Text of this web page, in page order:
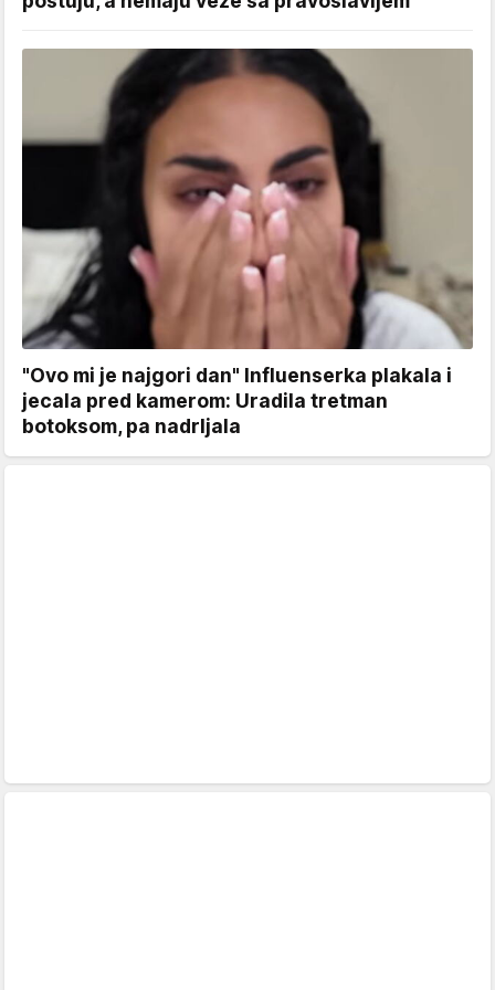
"Ovo mi je najgori dan" Influenserka plakala i
jecala pred kamerom: Uradila tretman
botoksom, pa nadrljala